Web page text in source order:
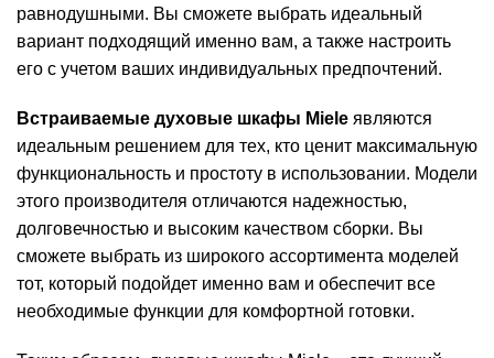
равнодушными. Вы сможете выбрать идеальный
вариант подходящий именно вам, а также настроить
его с учетом ваших индивидуальных предпочтений.
Встраиваемые духовые шкафы Miele являются
идеальным решением для тех, кто ценит максимальную
функциональность и простоту в использовании. Модели
этого производителя отличаются надежностью,
долговечностью и высоким качеством сборки. Вы
сможете выбрать из широкого ассортимента моделей
тот, который подойдет именно вам и обеспечит все
необходимые функции для комфортной готовки.